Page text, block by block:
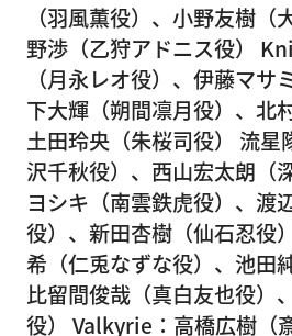
（羽風薫役）、小野友樹（
野渉（乙狩アドニス役）
（月永レオ役）、伊藤マサ
下大輝（朔間凛月役）、北
土田玲央（朱桜司役） 流星
沢千秋役）、西山宏太朗（
ヨシキ（南雲鉄虎役）、渡
役）、新田杏樹（仙石忍役
希（仁兎なずな役）、池田
比留間俊哉（真白友也役）
役） Valkyrie：高橋広樹（